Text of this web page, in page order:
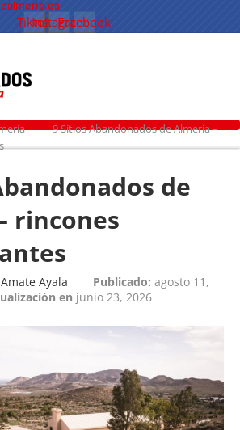
Tiktok
Instagram
Facebook
9 Sitios Abandonados de Almería –
de
rincones
Ayala Publicado: agosto 11,
en junio 23, 2026